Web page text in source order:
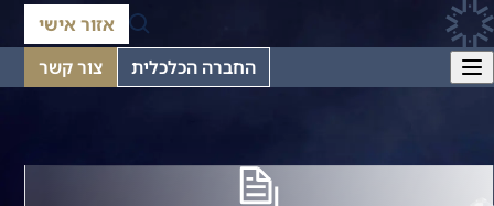
אזור אישי
החברה הכלכלית
צור קשר